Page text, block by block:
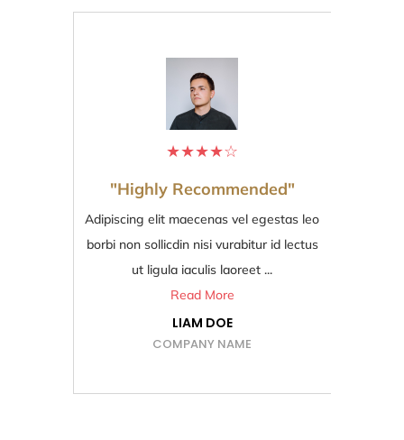
★★★★☆
"Highly Recommended"
Adipiscing elit maecenas vel egestas leo
borbi non sollicdin nisi vurabitur id lectus
ut ligula iaculis laoreet ...
Read More
LIAM DOE
COMPANY NAME